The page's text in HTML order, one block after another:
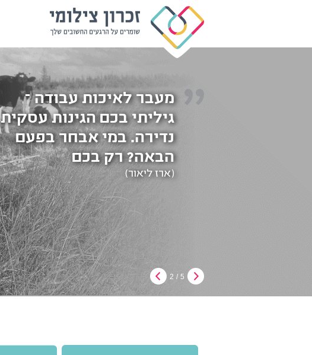
מעבר לאיכות עבודה –
גיליתי בכם הגינות עסקית
נדירה. במי אבחר בפעם
הבאה? רק בכם
(ארז ליאור)
2 / 5